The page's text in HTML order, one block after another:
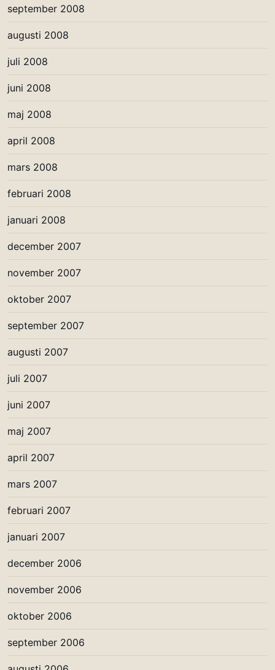
september 2008
augusti 2008
juli 2008
juni 2008
maj 2008
april 2008
mars 2008
februari 2008
januari 2008
december 2007
november 2007
oktober 2007
september 2007
augusti 2007
juli 2007
juni 2007
maj 2007
april 2007
mars 2007
februari 2007
januari 2007
december 2006
november 2006
oktober 2006
september 2006